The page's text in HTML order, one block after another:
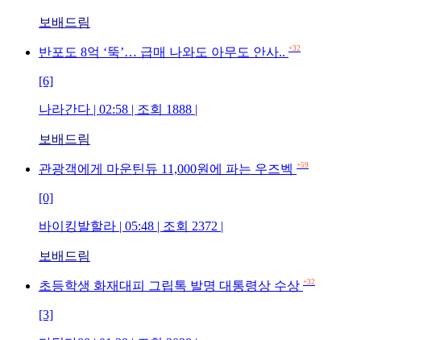
보배드림
반포도 8억 ‘뚝’… 급매 나와도 아무도 안사.. +32
[6]
나라간다 | 02:58 | 조회 1888 |
보배드림
관광객에게 마운틴듀 11,000원에 파는 우즈벡 +59
[0]
바이킹발할라 | 05:48 | 조회 2372 |
보배드림
초등학생 화재대피 그립톡 발명 대통령상 수상 +32
[3]